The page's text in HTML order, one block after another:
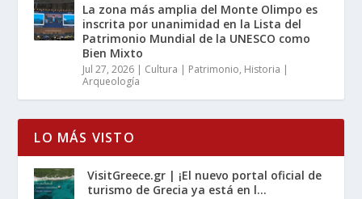
La zona más amplia del Monte Olimpo es
inscrita por unanimidad en la Lista del
Patrimonio Mundial de la UNESCO como
Bien Mixto
Jul 27, 2026 | Cultura | Patrimonio, Historia |
Arqueología
LO MÁS VISTO
VisitGreece.gr | ¡El nuevo portal oficial de
turismo de Grecia ya está en l...